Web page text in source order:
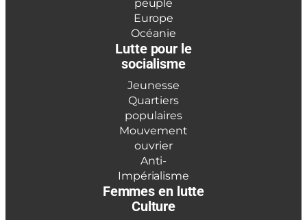
peuple
Europe
Océanie
Lutte pour le
socialisme
Jeunesse
Quartiers
populaires
Mouvement
ouvrier
Anti-
Impérialisme
Femmes en lutte
Culture